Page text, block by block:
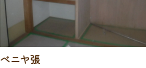
べニヤ張